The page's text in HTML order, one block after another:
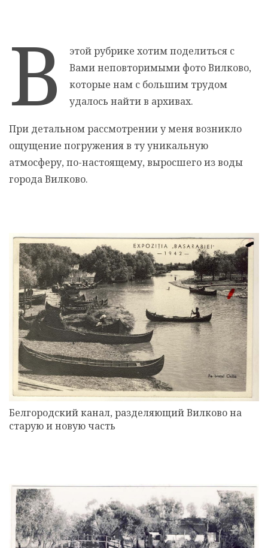
В
этой рубрике хотим поделиться с
Вами неповторимыми фото Вилково,
которые нам с большим трудом
удалось найти в архивах.
При детальном рассмотрении у меня возникло
ощущение погружения в ту уникальную
атмосферу, по-настоящему, выросшего из воды
города Вилково.
Белгородский канал, разделяющий Вилково на
старую и новую часть